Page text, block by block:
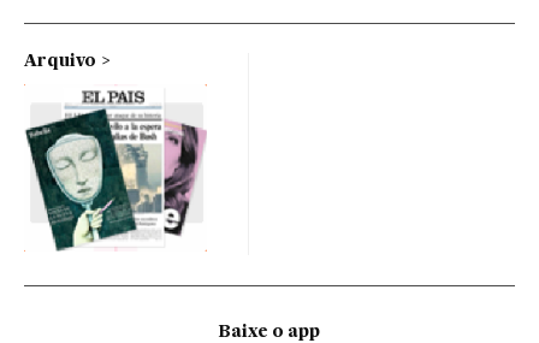
Arquivo
Baixe o app